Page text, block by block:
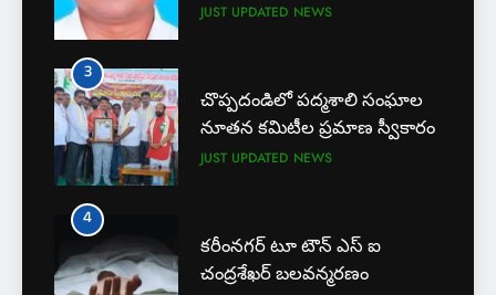
చంద్రశేఖర్ బలవన్మరణం
5
అవినీతి నిరోధక శాఖ అధికారుల
వలలో చిక్కిన ఎక్సైజ్ సీఐ
6
JUST UPDATED NEWS
3
చొప్పదండిలో పద్మశాలి సంఘాల
నూతన కమిటీల ప్రమాణ స్వీకారం
JUST UPDATED NEWS
4
కరీంనగర్ టూ టౌన్ ఎస్ ఐ
చంద్రశేఖర్ బలవన్మరణం